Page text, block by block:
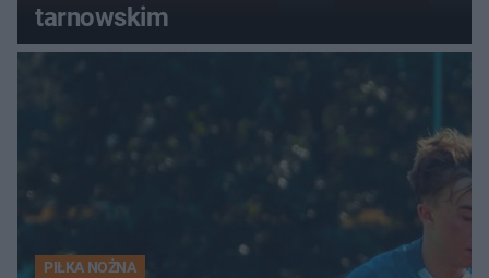
tarnowskim
PIŁKA NOŻNA